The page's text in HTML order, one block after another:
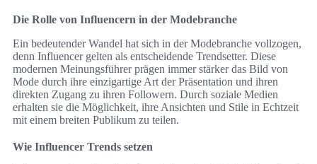
Die Rolle von Influencern in der Modebranche
Ein bedeutender Wandel hat sich in der Modebranche vollzogen,
denn Influencer gelten als entscheidende Trendsetter. Diese
modernen Meinungsführer prägen immer stärker das Bild von
Mode durch ihre einzigartige Art der Präsentation und ihren
direkten Zugang zu ihren Followern. Durch soziale Medien
erhalten sie die Möglichkeit, ihre Ansichten und Stile in Echtzeit
mit einem breiten Publikum zu teilen.
Wie Influencer Trends setzen